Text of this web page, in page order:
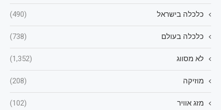
כלכלה בישראל (490)
כלכלה בעולם (738)
לא מסווג (1,352)
מוזיקה (208)
מזג אוויר (102)